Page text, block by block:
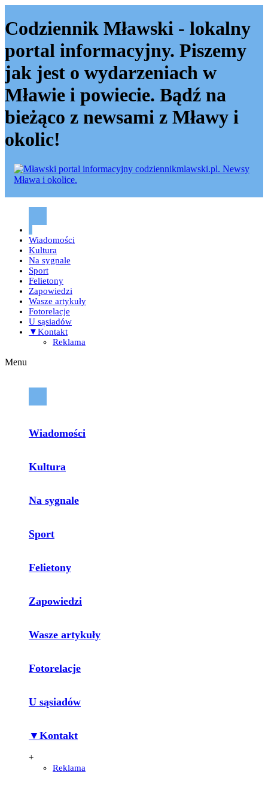
Codziennik Mławski - lokalny
portal informacyjny. Piszemy
jak jest o wydarzeniach w
Mławie i powiecie. Bądź na
bieżąco z newsami z Mławy i
okolic!
Codziennik mławski – Mława
Wiadomości
Kultura
Na sygnale
Sport
Felietony
Zapowiedzi
Wasze artykuły
Fotorelacje
U sąsiadów
▼Kontakt
Reklama
Menu
Wiadomości
Kultura
Na sygnale
Sport
Felietony
Zapowiedzi
Wasze artykuły
Fotorelacje
U sąsiadów
▼Kontakt
+
Reklama